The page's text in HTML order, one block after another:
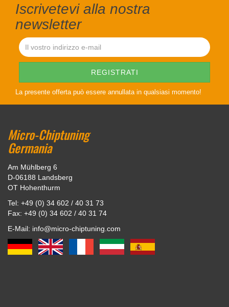
Iscrivetevi alla nostra
newsletter
La presente offerta può essere annullata in qualsiasi momento!
Micro-Chiptuning
Germania
Am Mühlberg 6
D-06188 Landsberg
OT Hohenthurm
Tel: +49 (0) 34 602 / 40 31 73
Fax: +49 (0) 34 602 / 40 31 74
E-Mail: info@micro-chiptuning.com